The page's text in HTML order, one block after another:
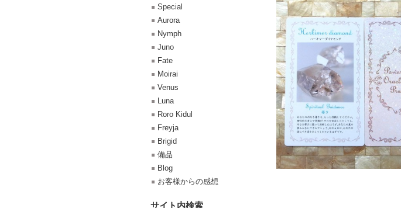
Special
Aurora
Nymph
Juno
Fate
Moirai
Venus
Luna
Roro Kidul
Freyja
Brigid
備品
Blog
お客様からの感想
サイト内検索